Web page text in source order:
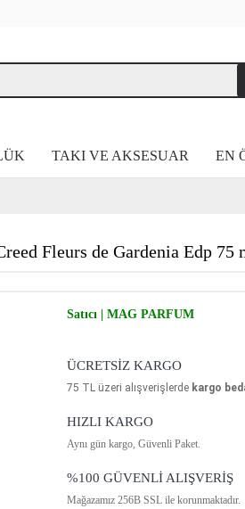
TAKI VE AKSESUAR EN
Fleurs de Gardenia Edp
Satıcı | MAG PARFUM
ÜCRETSİZ KARGO
75 TL üzeri alışverişlerde kargo
HIZLI KARGO
Aynı gün kargo, Güvenli Paket.
%100 GÜVENLİ ALIŞVERİŞ
Mağazamız 256B SSL ile korunmaktadır.